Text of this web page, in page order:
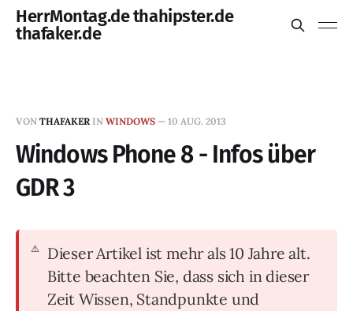
HerrMontag.de thahipster.de
thafaker.de
VON THAFAKER IN WINDOWS — 10 AUG. 2013
Windows Phone 8 - Infos über
GDR 3
Dieser Artikel ist mehr als 10 Jahre alt.
Bitte beachten Sie, dass sich in dieser
Zeit Wissen, Standpunkte und